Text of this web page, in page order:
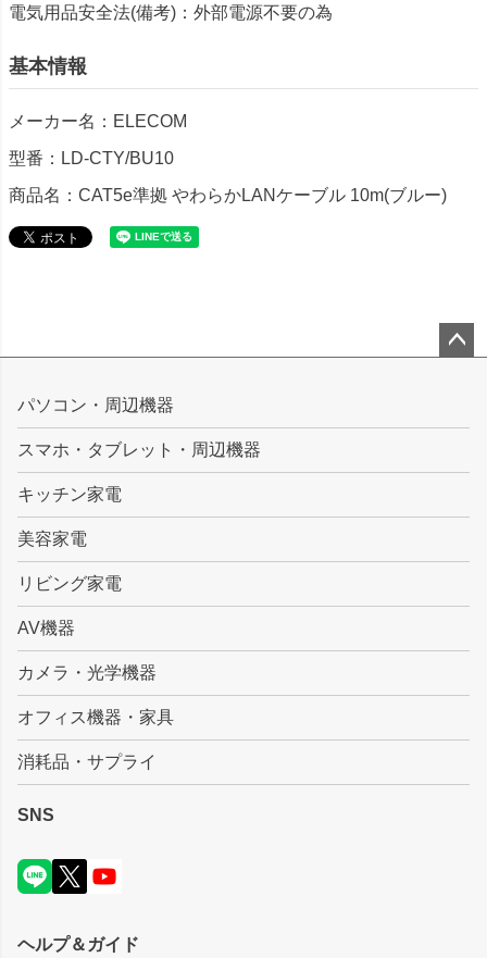
電気用品安全法(備考)：外部電源不要の為
基本情報
メーカー名：ELECOM
型番：LD-CTY/BU10
商品名：CAT5e準拠 やわらかLANケーブル 10m(ブルー)
ップ
パソコン・周辺機器
スマホ・タブレット・周辺機器
キッチン家電
美容家電
リビング家電
AV機器
カメラ・光学機器
オフィス機器・家具
消耗品・サプライ
SNS
ヘルプ＆ガイド